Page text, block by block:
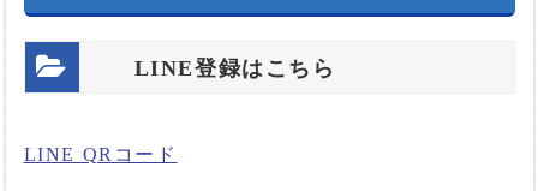
LINE登録はこちら
LINE QRコード